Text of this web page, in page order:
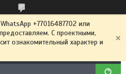
+77016487702 или
С проектными,
ознакомительный характер и